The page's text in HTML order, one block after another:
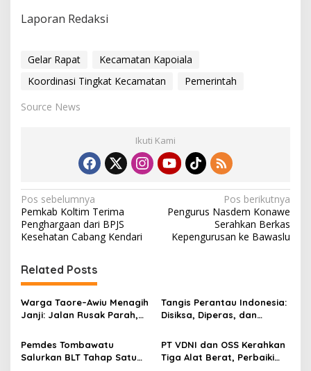
Laporan Redaksi
Gelar Rapat
Kecamatan Kapoiala
Koordinasi Tingkat Kecamatan
Pemerintah
Source News
Ikuti Kami
N
a
v
i
g
a
s
i
p
Pos sebelumnya
Pemkab Koltim Terima
Penghargaan dari BPJS
Kesehatan Cabang Kendari
Pos berikutnya
Pengurus Nasdem Konawe
Serahkan Berkas
Kepengurusan ke Bawaslu
Related Posts
Warga Taore–Awiu Menagih
Janji: Jalan Rusak Parah,
Tangis Perantau Indonesia:
Disiksa, Diperas, dan
Kamboja
Pemdes Tombawatu
Salurkan BLT Tahap Satu
PT VDNI dan OSS Kerahkan
Tiga Alat Berat, Perbaiki